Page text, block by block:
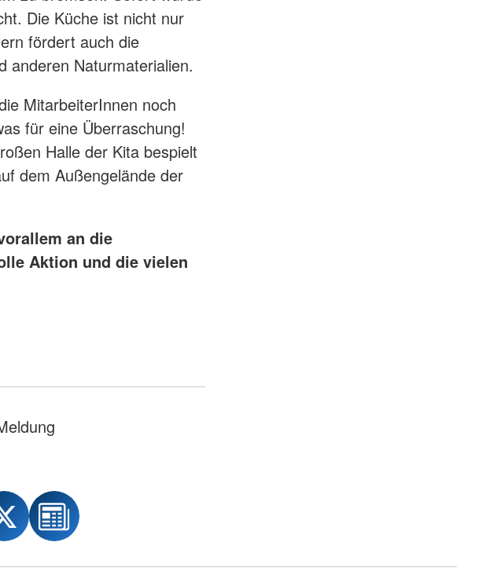
Die Küche ist nicht nur
fördert auch die
anderen Naturmaterialien.
MitarbeiterInnen noch
für eine Überraschung!
Halle der Kita bespielt
dem Außengelände der
an die
Aktion und die vielen